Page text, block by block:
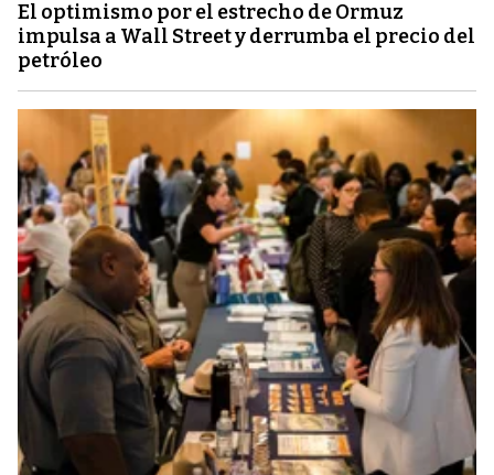
El optimismo por el estrecho de Ormuz
impulsa a Wall Street y derrumba el precio del
petróleo